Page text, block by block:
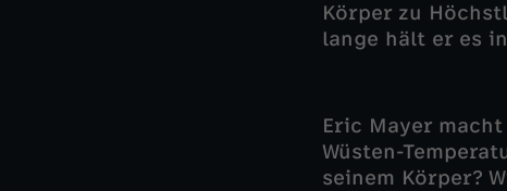
Körper zu
lange hält er es
Eric Mayer
Wüsten-
seinem Körper?